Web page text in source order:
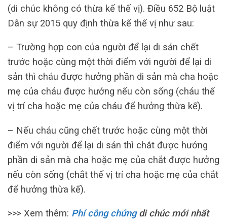
(di chúc không có thừa kế thế vị). Điều 652 Bộ luật
Dân sự 2015 quy định thừa kế thế vị như sau:
– Trường hợp con của người để lại di sản chết
trước hoặc cùng một thời điểm với người để lại di
sản thì cháu được hưởng phần di sản mà cha hoặc
mẹ của cháu được hưởng nếu còn sống (cháu thế
vị trí cha hoặc mẹ của cháu để hưởng thừa kế).
– Nếu cháu cũng chết trước hoặc cùng một thời
điểm với người để lại di sản thì chắt được hưởng
phần di sản mà cha hoặc mẹ của chắt được hưởng
nếu còn sống (chắt thế vị trí cha hoặc mẹ của chắt
để hưởng thừa kế).
>>> Xem thêm: Phí công chứngdi chúc mới nhất